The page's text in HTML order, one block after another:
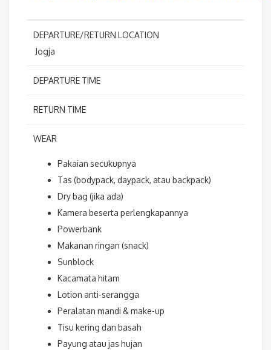
DEPARTURE/RETURN LOCATION
Jogja
DEPARTURE TIME
RETURN TIME
WEAR
Pakaian secukupnya
Tas (bodypack, daypack, atau backpack)
Dry bag (jika ada)
Kamera beserta perlengkapannya
Powerbank
Makanan ringan (snack)
Sunblock
Kacamata hitam
Lotion anti-serangga
Peralatan mandi & make-up
Tisu kering dan basah
Payung atau jas hujan